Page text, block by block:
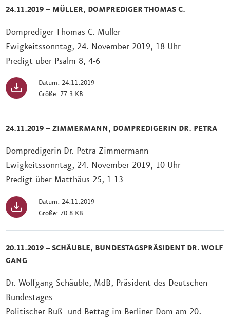
24.11.2019 – MÜLLER, DOMPREDIGER THOMAS C.
Domprediger Thomas C. Müller
Ewigkeitssonntag, 24. November 2019, 18 Uhr
Predigt über Psalm 8, 4-6
Datum: 24.11.2019
Größe: 77.3 KB
24.11.2019 – ZIMMERMANN, DOMPREDIGERIN DR. PETRA
Dompredigerin Dr. Petra Zimmermann
Ewigkeitssonntag, 24. November 2019, 10 Uhr
Predigt über Matthäus 25, 1-13
Datum: 24.11.2019
Größe: 70.8 KB
20.11.2019 – SCHÄUBLE, BUNDESTAGSPRÄSIDENT DR. WOLF
GANG
Dr. Wolfgang Schäuble, MdB, Präsident des Deutschen
Bundestages
Politischer Buß- und Bettag im Berliner Dom am 20.